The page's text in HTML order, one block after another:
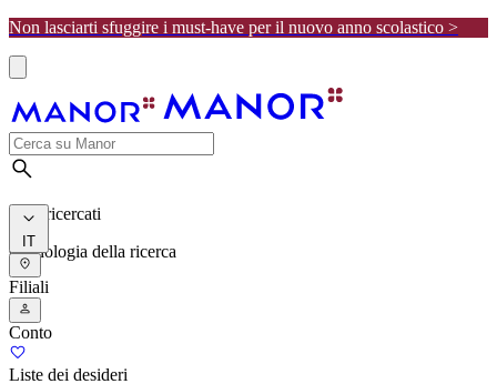
Non lasciarti sfuggire i must-have per il nuovo anno scolastico >
I più ricercati
Cronologia della ricerca
IT
Filiali
Conto
Liste dei desideri